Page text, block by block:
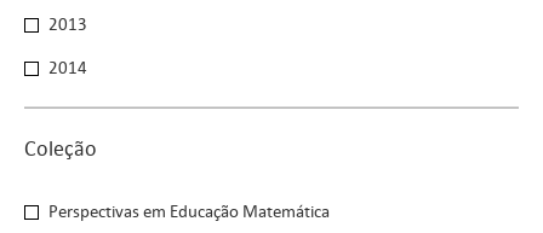
2013
2014
Coleção
Coleção
Perspectivas em Educação Matemática